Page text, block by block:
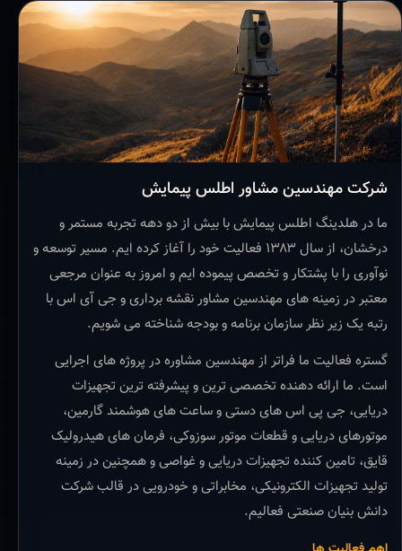
شرکت مهندسین مشاور اطلس پیمایش
ما در هلدینگ اطلس پیمایش با بیش از دو دهه تجربه مستمر و
درخشان، از سال ۱۳۸۳ فعالیت خود را آغاز کرده ایم. مسیر توسعه و
نوآوری را با پشتکار و تخصص پیموده ایم و امروز به عنوان مرجعی
معتبر در زمینه های مهندسین مشاور نقشه برداری و جی آی اس با
رتبه یک زیر نظر سازمان برنامه و بودجه شناخته می شویم.
گستره فعالیت ما فراتر از مهندسین مشاوره در پروژه های اجرایی
است. ما ارائه دهنده تخصصی ترین و پیشرفته ترین تجهیزات
دریایی، جی پی اس های دستی و ساعت های هوشمند گارمین،
موتورهای دریایی و قطعات موتور سوزوکی، فرمان های هیدرولیک
قایق، تامین کننده تجهیزات دریایی و غواصی و همچنین در زمینه
تولید تجهیزات الکترونیکی، مخابراتی و خودرویی در قالب شرکت
دانش بنیان صنعتی فعالیم.